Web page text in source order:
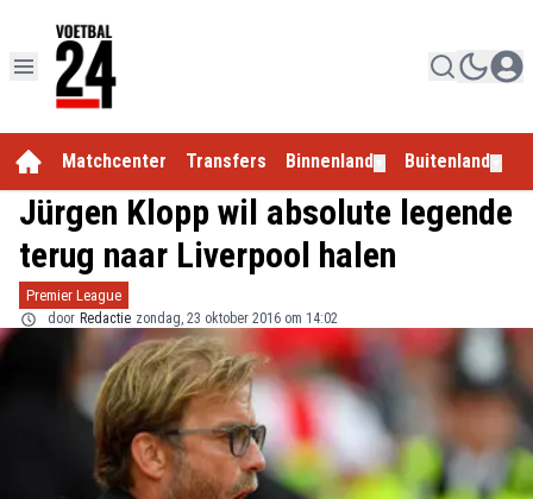
Matchcenter Transfers Binnenland Buitenland
Jürgen Klopp wil absolute legende
terug naar Liverpool halen
Premier League
door Redactie zondag, 23 oktober 2016 om 14:02